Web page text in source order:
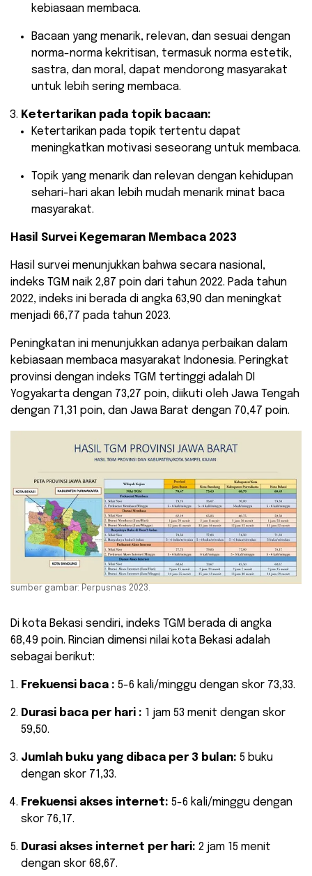
kebiasaan membaca.
Bacaan yang menarik, relevan, dan sesuai dengan
norma-norma kekritisan, termasuk norma estetik,
sastra, dan moral, dapat mendorong masyarakat
untuk lebih sering membaca.
Ketertarikan pada topik bacaan:
Ketertarikan pada topik tertentu dapat
meningkatkan motivasi seseorang untuk membaca.
Topik yang menarik dan relevan dengan kehidupan
sehari-hari akan lebih mudah menarik minat baca
masyarakat.
Hasil Survei Kegemaran Membaca 2023
Hasil survei menunjukkan bahwa secara nasional,
indeks TGM naik 2,87 poin dari tahun 2022. Pada tahun
2022, indeks ini berada di angka 63,90 dan meningkat
menjadi 66,77 pada tahun 2023.
Peningkatan ini menunjukkan adanya perbaikan dalam
kebiasaan membaca masyarakat Indonesia. Peringkat
provinsi dengan indeks TGM tertinggi adalah DI
Yogyakarta dengan 73,27 poin, diikuti oleh Jawa Tengah
dengan 71,31 poin, dan Jawa Barat dengan 70,47 poin.
sumber gambar: Perpusnas 2023.
Di kota Bekasi sendiri, indeks TGM berada di angka
68,49 poin. Rincian dimensi nilai kota Bekasi adalah
sebagai berikut:
Frekuensi baca : 5-6 kali/minggu dengan skor 73,33.
Durasi baca per hari : 1 jam 53 menit dengan skor
59,50.
Jumlah buku yang dibaca per 3 bulan: 5 buku
dengan skor 71,33.
Frekuensi akses internet: 5-6 kali/minggu dengan
skor 76,17.
Durasi akses internet per hari: 2 jam 15 menit
dengan skor 68,67.